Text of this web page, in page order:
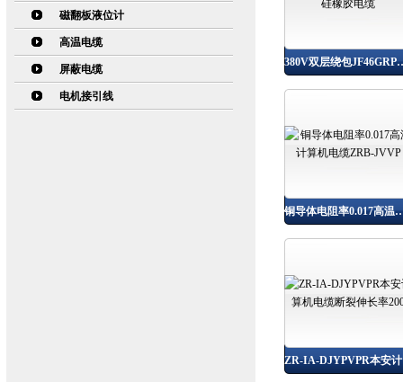
磁翻板液位计
高温电缆
屏蔽电缆
电机接引线
380V双层绕包
铜导体电阻率0.017高温计算
ZR-